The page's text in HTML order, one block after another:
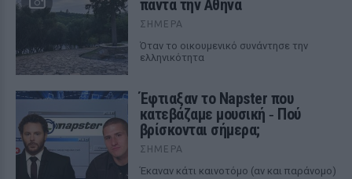
πάντα την Αθήνα
ΣΉΜΕΡΑ
Όταν το οικουμενικό συνάντησε την
ελληνικότητα
Έφτιαξαν το Napster που
κατεβάζαμε μουσική ‑ Πού
βρίσκονται σήμερα;
ΣΉΜΕΡΑ
Έκαναν κάτι καινοτόμο (αν και παράνομο)